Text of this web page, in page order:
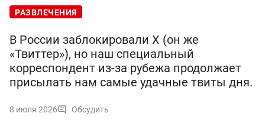
РАЗВЛЕЧЕНИЯ
В России заблокировали X (он же
«Твиттер»), но наш специальный
корреспондент из-за рубежа продолжает
присылать нам самые удачные твиты дня.
8 июля 2026 Обсудить